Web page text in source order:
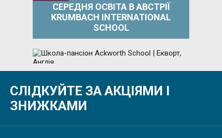
СЕРЕДНЯ ОСВІТА В АВСТРІЇ
KRUMBACH INTERNATIONAL
SCHOOL
ШКОЛА-ПАНСІОН ACKWORTH
SCHOOL | ЕКВОРТ, АНГЛІЯ
СЛІДКУЙТЕ ЗА АКЦІЯМИ І
ЗНИЖКАМИ